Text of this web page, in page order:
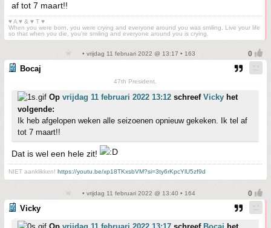
af tot 7 maart!!
♥ A ♥ & ♥ T ♥
When you were born, you were crying and everyone around you was smiling. Live your life
so that when you die, you're smiling and everyone around you is crying.
• vrijdag 11 februari 2022 @ 13:17 • 163
Bocaj
47th President.
Op vrijdag 11 februari 2022 13:12 schreef Vicky het
volgende:
Ik heb afgelopen weken alle seizoenen opnieuw gekeken. Ik tel af
tot 7 maart!!
Dat is wel een hele zit!
NIET aanklikken! https://youtu.be/xp18TKxsbVM?si=3ty6rKpcYlU5zf9d
• vrijdag 11 februari 2022 @ 13:40 • 164
Vicky